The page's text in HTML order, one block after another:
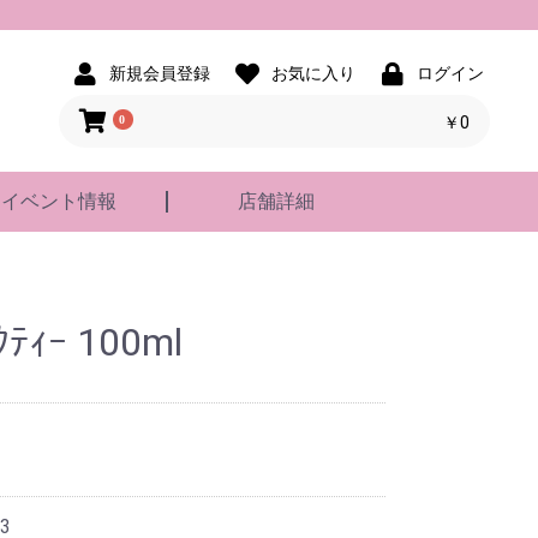
新規会員登録 お気に入り ログイン
0 ￥0
イベント情報 店舗詳細
ﾃｨｰ 100ml